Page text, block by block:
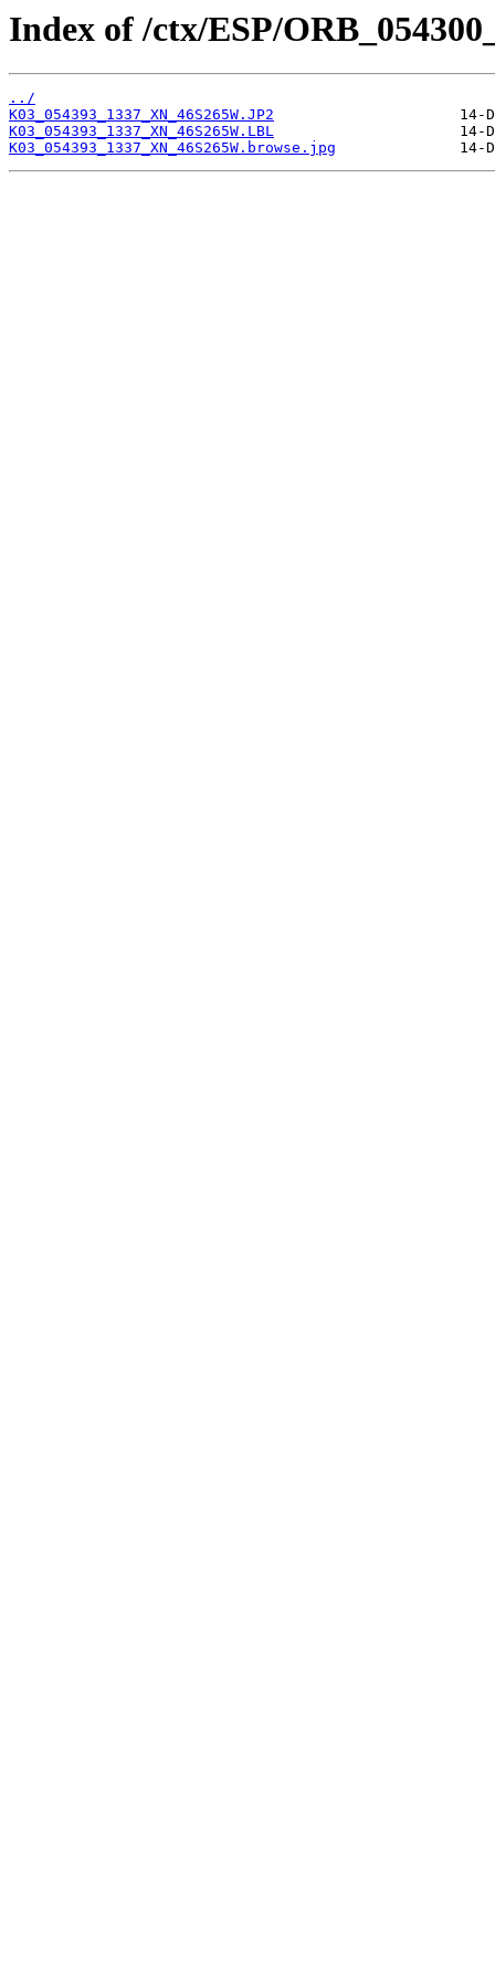
Index of /ctx/ESP/
../
K03_054393_1337_XN_46S265W.JP2
K03_054393_1337_XN_46S265W.LBL
K03_054393_1337_XN_46S265W.browse.jpg